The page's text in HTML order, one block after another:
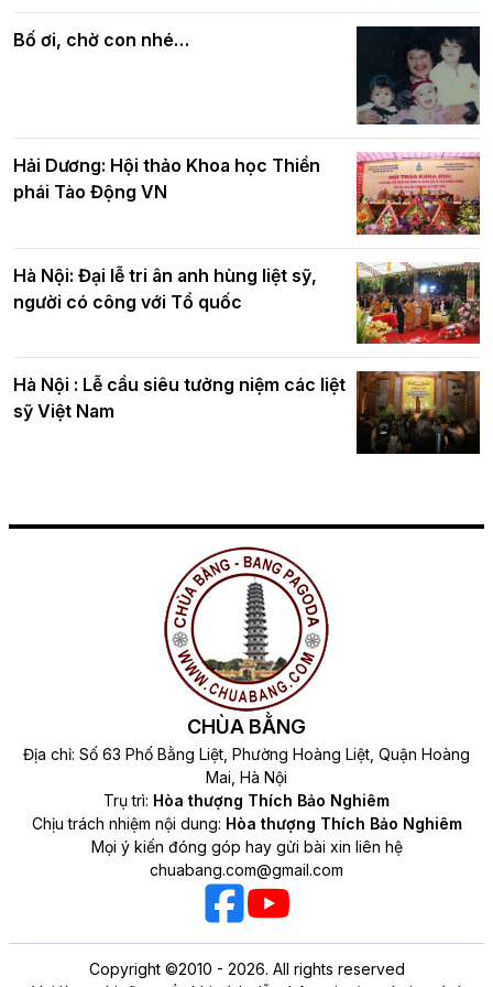
nhân mùa Phật đản PL.2570
quả
Bố ơi, chờ con nhé…
Hải Dương: Hội thảo Khoa học Thiền
phái Tào Động VN
Hà Nội: Đại lễ tri ân anh hùng liệt sỹ,
người có công với Tổ quốc
Hà Nội : Lễ cầu siêu tưởng niệm các liệt
sỹ Việt Nam
CHÙA BẰNG
Địa chỉ: Số 63 Phố Bằng Liệt, Phường Hoàng Liệt, Quận Hoàng
Mai, Hà Nội
Trụ trì: Hòa thượng Thích Bảo Nghiêm
Chịu trách nhiệm nội dung: Hòa thượng Thích Bảo Nghiêm
Mọi ý kiến đóng góp hay gửi bài xin liên hệ
chuabang.com@gmail.com
Copyright ©2010 - 2026. All rights reserved